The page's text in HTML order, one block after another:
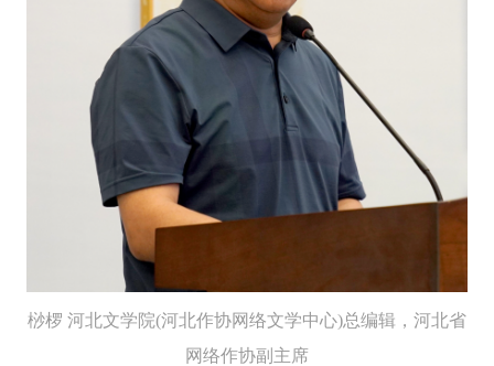
桫椤 河北文学院(河北作协网络文学中心)总编辑， 河北省
网络作协副主席